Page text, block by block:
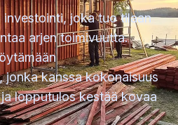
joka tuo tilaan
arjen toimivuutta.
jonka kanssa kokonaisuus
lopputulos kestää kovaa